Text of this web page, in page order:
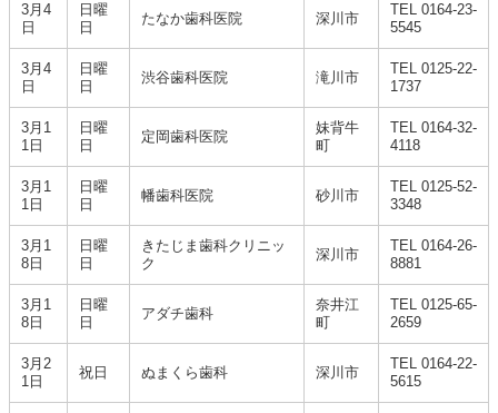
3月4
日
日曜
日
たなか歯科医院 深川市
TEL 0164-23-
5545
3月4
日
日曜
日
渋谷歯科医院 滝川市
TEL 0125-22-
1737
3月1
1日
日曜
日
定岡歯科医院
妹背牛
町
TEL 0164-32-
4118
3月1
1日
日曜
日
幡歯科医院 砂川市
TEL 0125-52-
3348
3月1
8日
日曜
日
きたじま歯科クリニッ
ク
深川市
TEL 0164-26-
8881
3月1
8日
日曜
日
アダチ歯科
奈井江
町
TEL 0125-65-
2659
3月2
1日
祝日 ぬまくら歯科 深川市
TEL 0164-22-
5615